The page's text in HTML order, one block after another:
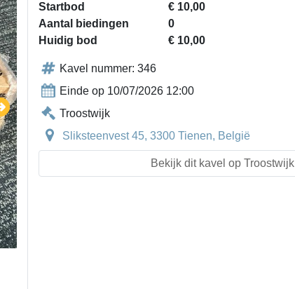
Startbod
€ 10,00
Aantal biedingen
0
Huidig bod
€ 10,00
Kavel nummer: 346
Einde op 10/07/2026 12:00
Troostwijk
Sliksteenvest 45, 3300 Tienen, België
Bekijk dit kavel op Troostwijk